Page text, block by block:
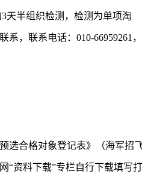
天半组织检测，检测为单项淘
，联系电话：010-66959261，
选合格对象登记表》（海军招
“资料下载”专栏自行下载填写打